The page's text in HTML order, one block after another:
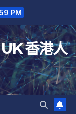
PM
香港人